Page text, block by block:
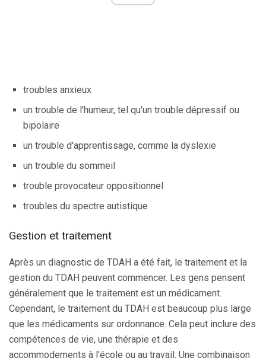
troubles anxieux
un trouble de l'humeur, tel qu'un trouble dépressif ou
bipolaire
un trouble d'apprentissage, comme la dyslexie
un trouble du sommeil
trouble provocateur oppositionnel
troubles du spectre autistique
Gestion et traitement
Après un diagnostic de TDAH a été fait, le traitement et la
gestion du TDAH peuvent commencer. Les gens pensent
généralement que le traitement est un médicament.
Cependant, le traitement du TDAH est beaucoup plus large
que les médicaments sur ordonnance. Cela peut inclure des
compétences de vie, une thérapie et des
accommodements à l'école ou au travail. Une combinaison